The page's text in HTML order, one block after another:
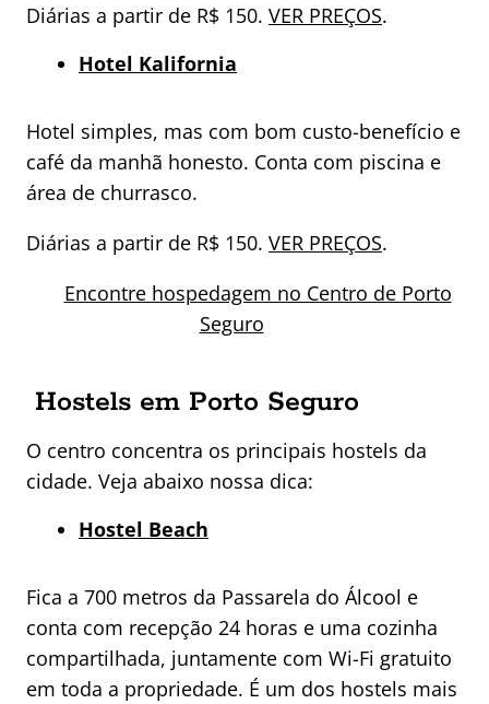
Diárias a partir de R$ 150. VER PREÇOS.
Hotel Kalifornia
Hotel simples, mas com bom custo-benefício e
café da manhã honesto. Conta com piscina e
área de churrasco.
Diárias a partir de R$ 150. VER PREÇOS.
Encontre hospedagem no Centro de Porto
Seguro
Hostels em Porto Seguro
O centro concentra os principais hostels da
cidade. Veja abaixo nossa dica:
Hostel Beach
Fica a 700 metros da Passarela do Álcool e
conta com recepção 24 horas e uma cozinha
compartilhada, juntamente com Wi-Fi gratuito
em toda a propriedade. É um dos hostels mais